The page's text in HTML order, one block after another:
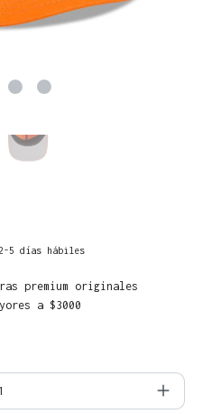
5 días hábiles
premium originales
a $3000
introduce la